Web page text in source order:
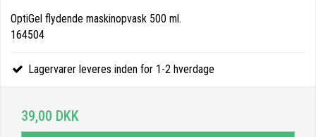
OptiGel flydende maskinopvask 500 ml.
164504
Lagervarer leveres inden for 1-2 hverdage
39,00 DKK